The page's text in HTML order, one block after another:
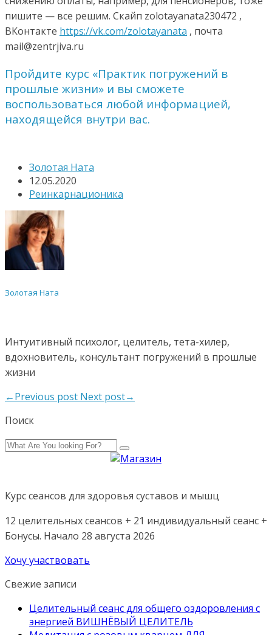
пишите — все решим. Скайп zolotayanata230472 ,
ВКонтакте https://vk.com/zolotayanata , почта
mail@zentrjiva.ru
Пройдите курс «Практик погружений в
прошлые жизни» и вы сможете
воспользоваться любой информацией,
находящейся внутри вас.
Золотая Ната
12.05.2020
Реинкарнационика
Золотая Ната
Интуитивный психолог, целитель, тета-хилер,
вдохновитель, консультант погружений в прошлые
жизни
←Previous post Next post→
Поиск
Курс сеансов для здоровья суставов и мышц
12 целительных сеансов + 21 индивидуальный сеанс +
Бонусы. Начало 28 августа 2026
Хочу участвовать
Свежие записи
Целительный сеанс для общего оздоровления с
энергией ВИШНЁВЫЙ ЦЕЛИТЕЛЬ